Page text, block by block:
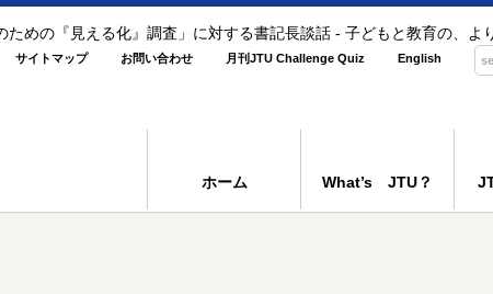
ための『見える化』調査」に対する書記長談話 - 子どもと教育の
サイトマップ お問い合わせ 月刊JTU Challenge Quiz English
ホーム What’s JTU？